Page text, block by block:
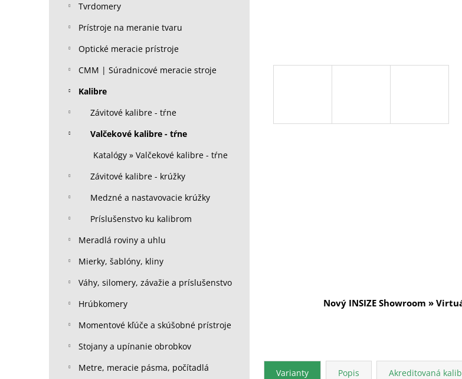
Tvrdomery
Prístroje na meranie tvaru
Optické meracie prístroje
CMM | Súradnicové meracie stroje
Kalibre
Závitové kalibre - tŕne
Valčekové kalibre - tŕne
Katalógy » Valčekové kalibre - tŕne
Závitové kalibre - krúžky
Medzné a nastavovacie krúžky
Príslušenstvo ku kalibrom
Meradlá roviny a uhlu
Mierky, šablóny, kliny
Váhy, silomery, závažie a príslušenstvo
Hrúbkomery
Momentové kľúče a skúšobné prístroje
Stojany a upínanie obrobkov
Metre, meracie pásma, počítadlá
Nový INSIZE Showroom »
Varianty Popis Akreditovaná